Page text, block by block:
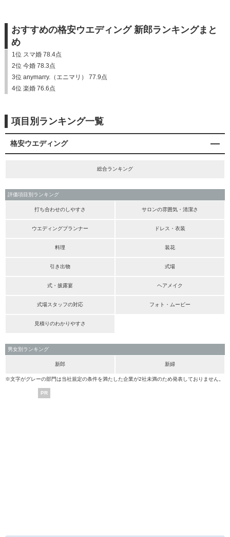
おすすめの格安ウエディング 新郎ランキングまと
め
1位 スマ婚 78.4点
2位 今婚 78.3点
3位 anymarry.（エニマリ） 77.9点
4位 楽婚 76.6点
項目別ランキング一覧
格安ウエディング
総合ランキング
評価項目別ランキング
打ち合わせのしやすさ サロンの雰囲気・清潔さ
ウエディングプランナー ドレス・衣装
料理 装花
引き出物 式場
式・披露宴 ヘアメイク
式場スタッフの対応 フォト・ムービー
見積りのわかりやすさ
男女別ランキング
新郎 新婦
※文字がグレーの部門は当社規定の条件を満たした企業が2社未満のため発表しておりません。
PR